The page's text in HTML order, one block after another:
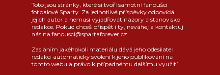
Toto jsou stránky, které si tvoří samotní fanoušci
fotbalové Sparty. Za jednotlivé příspěvky odpovídá
jejich autor a nemusí vyjadřovat názory a stanovisko
redakce. Pokud chceš přispět i ty, neváhej a kontaktuj
nás na fanousci@spartaforever.cz.
Zasláním jakéhokoli materiálu dává jeho odesílatel
redakci automaticky svolení k jeho publikování na
tomto webu a právo k případnému dalšímu využití.